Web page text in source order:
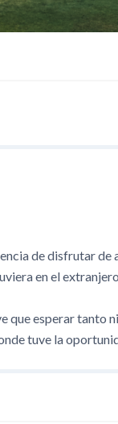
de disfrutar de
en el
que esperar tanto
tuve la